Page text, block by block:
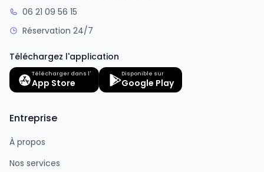
06 21 09 56 15
Réservation 24/7
Téléchargez l'application
Télécharger dans l'
App Store
Disponible sur
Google Play
Entreprise
À propos
Nos services